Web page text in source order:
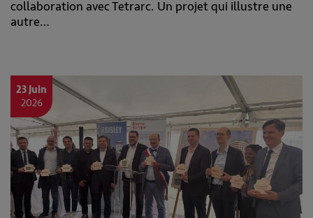
collaboration avec Tetrarc. Un projet qui illustre une
autre…
23 Juin
2026